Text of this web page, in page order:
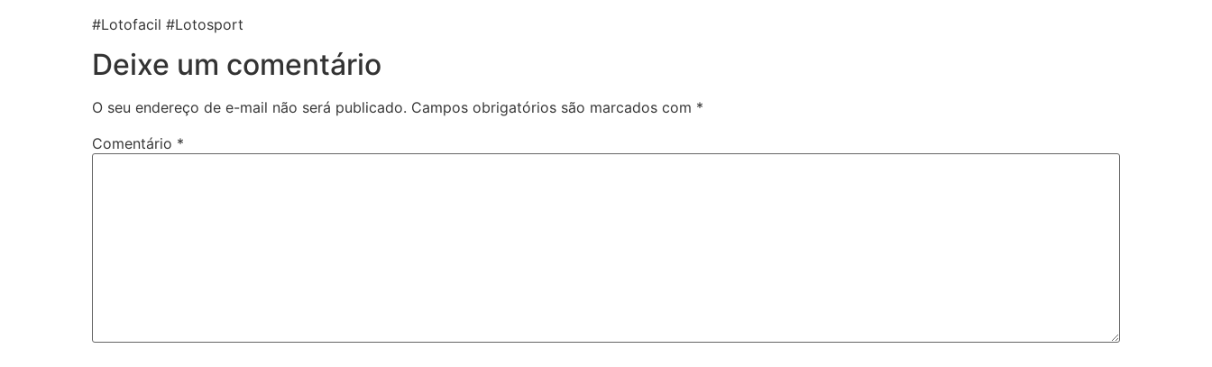
#Lotofacil #Lotosport
Deixe um comentário
O seu endereço de e-mail não será publicado. Campos obrigatórios são marcados com *
Comentário *